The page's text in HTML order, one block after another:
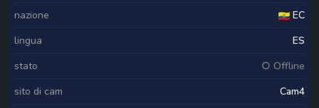
nazione
EC
lingua
ES
stato
○ Offline
sito di cam
Cam4